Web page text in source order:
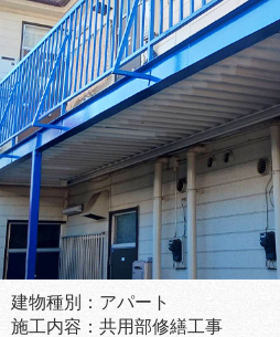
建物種別：アパート
施工内容：共用部修繕工事